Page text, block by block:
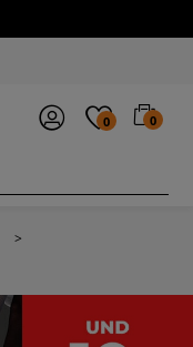
0 0
>